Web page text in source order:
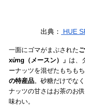
出典： HUE
一面にゴマがまぶされた
xửng（ メースン）」 は、
ーナッツを混ぜたもちも
の特産品。砂糖だけでな
ナッツの甘さはお茶のお
味わい。